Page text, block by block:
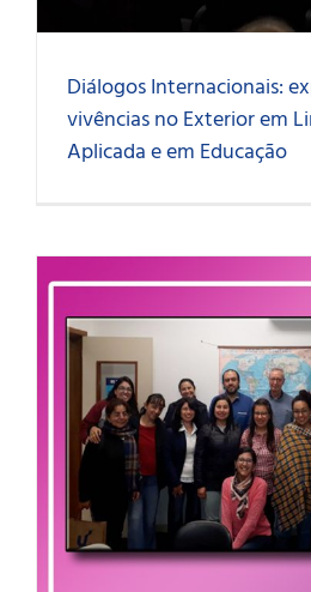
Diálogos Internacionais:
vivências no Exterior em
Aplicada e em Educação